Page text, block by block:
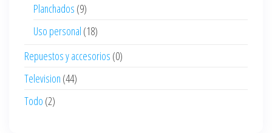
Planchados (9)
Uso personal (18)
Repuestos y accesorios (0)
Television (44)
Todo (2)